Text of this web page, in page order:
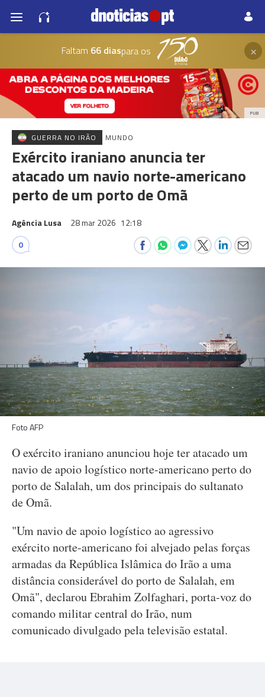
Faltam 66 diaspara os ×
PUB
GUERRA NO IRÃO MUNDO
Exército iraniano anuncia ter
atacado um navio norte-americano
perto de um porto de Omã
Agência Lusa 28 mar 2026 12:18
0
Foto AFP
O exército iraniano anunciou hoje ter atacado um
navio de apoio logístico norte-americano perto do
porto de Salalah, um dos principais do sultanato
de Omã.
"Um navio de apoio logístico ao agressivo
exército norte-americano foi alvejado pelas forças
armadas da República Islâmica do Irão a uma
distância considerável do porto de Salalah, em
Omã", declarou Ebrahim Zolfaghari, porta-voz do
comando militar central do Irão, num
comunicado divulgado pela televisão estatal.